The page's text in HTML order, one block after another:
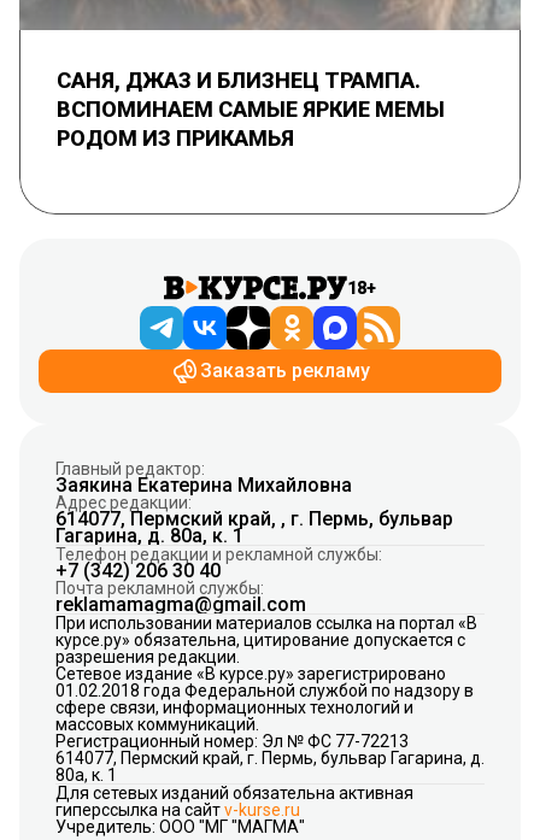
САНЯ, ДЖАЗ И БЛИЗНЕЦ ТРАМПА.
ВСПОМИНАЕМ САМЫЕ ЯРКИЕ МЕМЫ
РОДОМ ИЗ ПРИКАМЬЯ
18+
Заказать рекламу
Главный редактор:
Заякина Екатерина Михайловна
Адрес редакции:
614077, Пермский край, , г. Пермь, бульвар
Гагарина, д. 80а, к. 1
Телефон редакции и рекламной службы:
+7 (342) 206 30 40
Почта рекламной службы:
reklamamagma@gmail.com
При использовании материалов ссылка на портал «В
курсе.ру» обязательна, цитирование допускается с
разрешения редакции.
Сетевое издание «В курсе.ру» зарегистрировано
01.02.2018 года Федеральной службой по надзору в
сфере связи, информационных технологий и
массовых коммуникаций.
Регистрационный номер: Эл № ФС 77-72213
614077, Пермский край, г. Пермь, бульвар Гагарина, д.
80а, к. 1
Для сетевых изданий обязательна активная
гиперссылка на сайтv-kurse.ru
Учредитель: ООО "МГ "МАГМА"